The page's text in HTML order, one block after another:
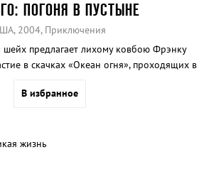
ПОГОНЯ В ПУСТЫНЕ
2004, Приключения
шейх предлагает лихому ковбою Фрэнку
в скачках «Океан огня», проходящих в
скакуном Идальго отправляется в
главной роли
В избранное